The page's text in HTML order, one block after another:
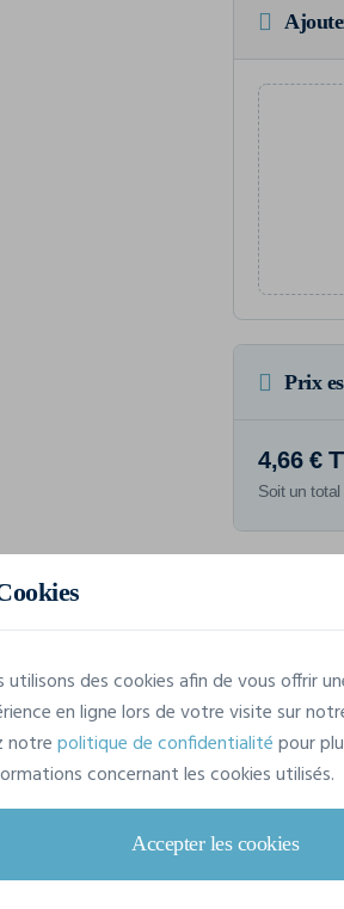
Prix
4,66 €
Soit un
utilisons des cookies afin de vous offrir
en ligne lors de votre visite sur
notrepolitique de confidentialitépour
concernant les cookies utilisés.
Accepter les cookies